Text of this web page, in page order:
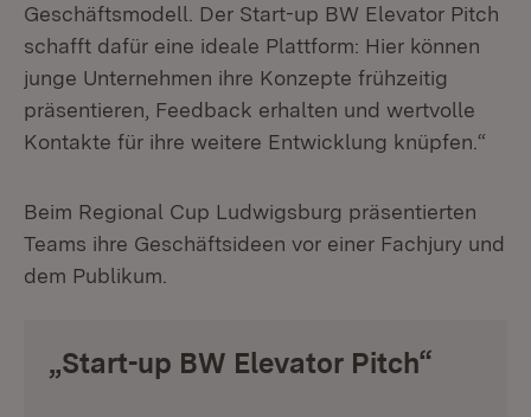
Geschäftsmodell. Der Start-up BW Elevator Pitch
schafft dafür eine ideale Plattform: Hier können
junge Unternehmen ihre Konzepte frühzeitig
präsentieren, Feedback erhalten und wertvolle
Kontakte für ihre weitere Entwicklung knüpfen.“
Beim Regional Cup Ludwigsburg präsentierten
Teams ihre Geschäftsideen vor einer Fachjury und
dem Publikum.
„Start-up BW Elevator Pitch“